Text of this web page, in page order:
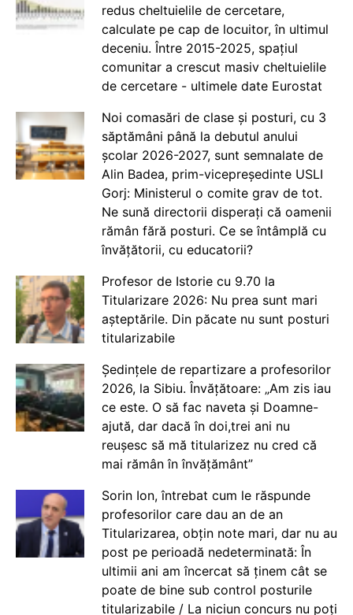
redus cheltuielile de cercetare,
calculate pe cap de locuitor, în ultimul
deceniu. Între 2015-2025, spațiul
comunitar a crescut masiv cheltuielile
de cercetare - ultimele date Eurostat
Noi comasări de clase și posturi, cu 3
săptămâni până la debutul anului
școlar 2026-2027, sunt semnalate de
Alin Badea, prim-vicepreședinte USLI
Gorj: Ministerul o comite grav de tot.
Ne sună directorii disperați că oamenii
rămân fără posturi. Ce se întâmplă cu
învățătorii, cu educatorii?
Profesor de Istorie cu 9.70 la
Titularizare 2026: Nu prea sunt mari
așteptările. Din păcate nu sunt posturi
titularizabile
Ședințele de repartizare a profesorilor
2026, la Sibiu. Învățătoare: „Am zis iau
ce este. O să fac naveta și Doamne-
ajută, dar dacă în doi,trei ani nu
reușesc să mă titularizez nu cred că
mai rămân în învățământ”
Sorin Ion, întrebat cum le răspunde
profesorilor care dau an de an
Titularizarea, obțin note mari, dar nu au
post pe perioadă nedeterminată: În
ultimii ani am încercat să ținem cât se
poate de bine sub control posturile
titularizabile / La niciun concurs nu poți